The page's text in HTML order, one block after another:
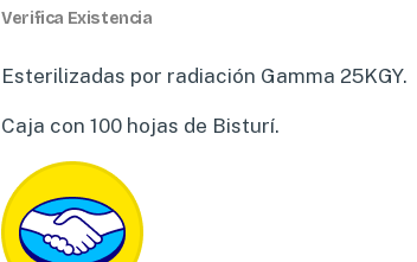
Verifica Existencia
Esterilizadas por radiación Gamma 25KGY.
Caja con 100 hojas de Bisturí.